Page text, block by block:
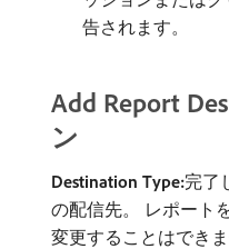
告されます。
Add Report
ン
Destination Type:完了
の配信先。 レポート
変更することはできま